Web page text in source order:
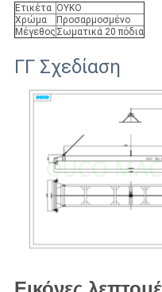
Ετικέτα ΟΥΚΟ
Χρώμα
Προσαρμοσμένο
Μέγεθος Σωματικά 20 πόδια
ΓΓ Σχεδίαση